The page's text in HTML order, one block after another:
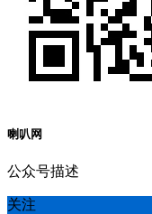
喇叭网
公众号描述
关注